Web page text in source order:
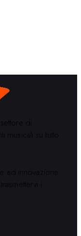
di
musicali su tutto
ed innovazione
i